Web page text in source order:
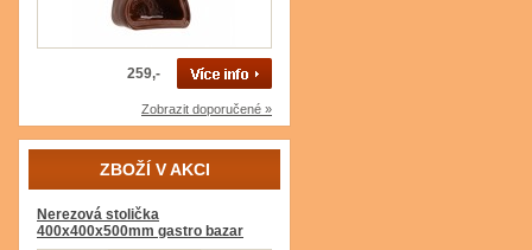
259,-
Zobrazit doporučené »
ZBOŽÍ V AKCI
Nerezová stolička
400x400x500mm gastro bazar